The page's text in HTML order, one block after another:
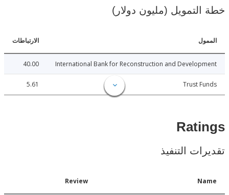
(مليون دولار)
الارتباطات
International Bank for Reconstruction and
40.00
Trust
التنفيذ